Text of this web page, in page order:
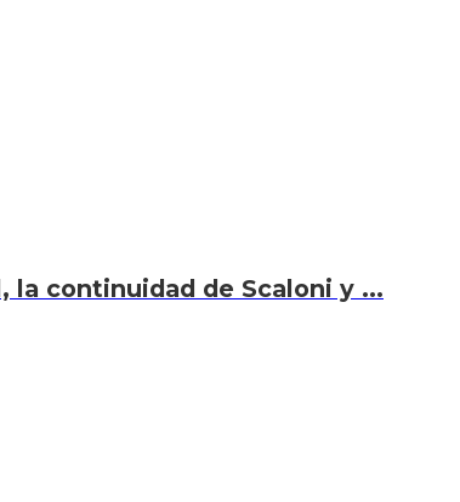
la continuidad de Scaloni y ...